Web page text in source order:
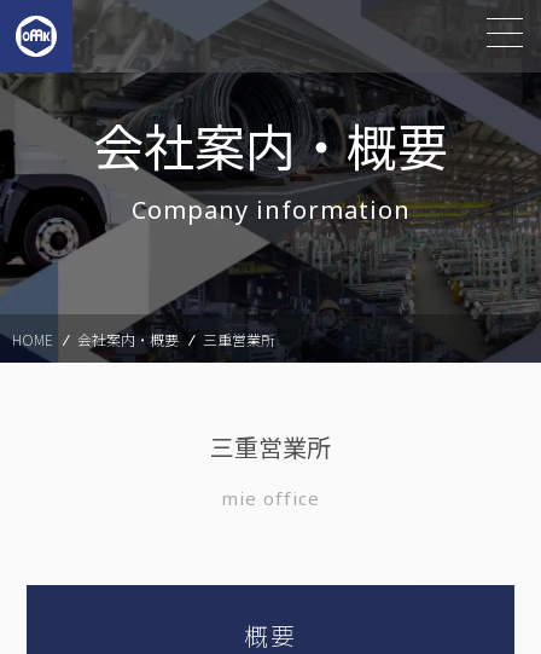
会社案内・概要
Company information
HOME 会社案内・概要 三重営業所
三重営業所
mie office
概要